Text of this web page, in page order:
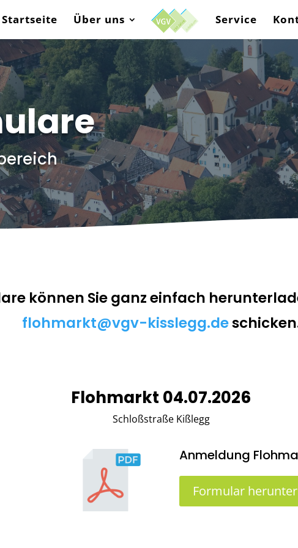
Startseite Über uns Service
können Sie ganz einfach
flohmarkt@vgv-kisslegg.de
Flohmarkt 04.07.2026
Schloßstraße Kißlegg
Anmeldung
Formular